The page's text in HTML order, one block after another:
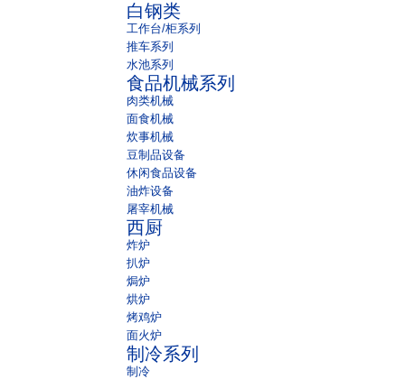
白钢类
工作台/柜系列
推车系列
水池系列
食品机械系列
肉类机械
面食机械
炊事机械
豆制品设备
休闲食品设备
油炸设备
屠宰机械
西厨
炸炉
扒炉
焗炉
烘炉
烤鸡炉
面火炉
制冷系列
制冷